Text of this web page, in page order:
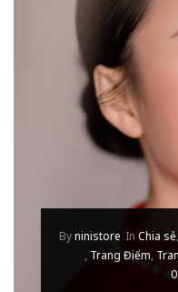
Byninistore In Chia sẻ,
, Trang Điểm,